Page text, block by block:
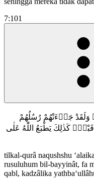
7:101
جَاۤءَتْهُمْ رُسُلُهُمْ
قَبْلُۗ كَذٰلِكَ يَطْبَعُ اللّٰهُ عَلٰى
tilkal-qurâ naqushshu
rusuluhum bil-bayyinât, fa
qabl, kadzâlika